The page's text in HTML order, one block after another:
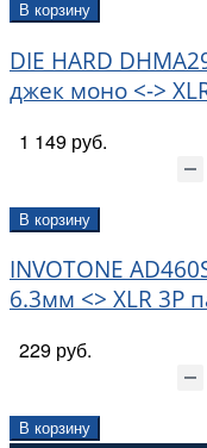
В корзину
DIE HARD
джек моно <->
1 149 руб.
В корзину
INVOTONE
6.3мм <> XLR 3Р
229 руб.
В корзину